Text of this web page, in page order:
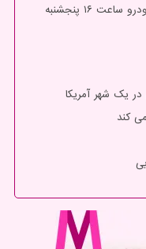
ثبت نام در طرح مشارکت در تولید ایران خودرو ساعت ۱۶ پنجشنبه
یک شهر آمریکا
کند